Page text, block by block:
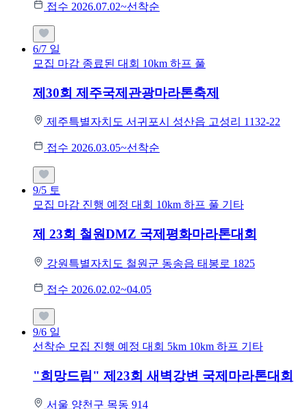
접수 2026.07.02~선착순
6/7 일
모집 마감 종료된 대회 10km 하프 풀
제30회 제주국제관광마라톤축제
제주특별자치도 서귀포시 성산읍 고성리 1132-22
접수 2026.03.05~선착순
9/5 토
모집 마감 진행 예정 대회 10km 하프 풀 기타
제 23회 철원DMZ 국제평화마라톤대회
강원특별자치도 철원군 동송읍 태봉로 1825
접수 2026.02.02~04.05
9/6 일
선착순 모집 진행 예정 대회 5km 10km 하프 기타
"희망드림" 제23회 새벽강변 국제마라톤대회
서울 양천구 목동 914